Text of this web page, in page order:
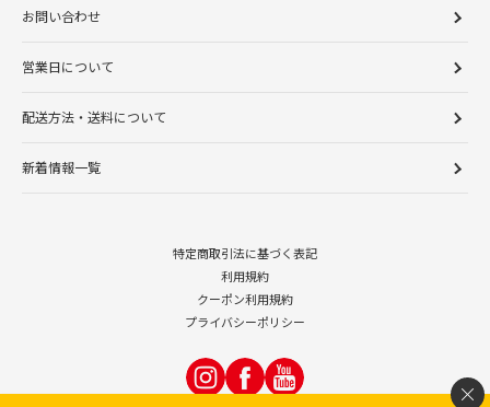
お問い合わせ
営業日について
配送方法・送料について
新着情報一覧
特定商取引法に基づく表記
利用規約
クーポン利用規約
プライバシーポリシー